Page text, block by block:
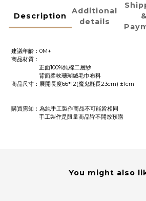
Description
Additional
details
&
建議年齡：0M+
商品材質：
正面100%純棉二層紗
背面柔軟珊瑚絨毛巾布料
商品尺寸：展開長度66*12(魔鬼氈長23cm) ±1cm
購買需知：為純手工製作商品不可能皆相同
手工製作是限量商品皆不開放預購
You might also